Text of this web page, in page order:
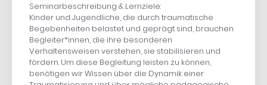
Seminarbeschreibung & Lernziele:
Kinder und Jugendliche, die durch traumatische
Begebenheiten belastet und geprägt sind, brauchen
Begleiter*innen, die ihre besonderen
Verhaltensweisen verstehen, sie stabilisieren und
fördern. Um diese Begleitung leisten zu können,
benötigen wir Wissen über die Dynamik einer